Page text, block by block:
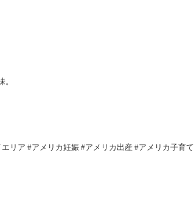
リア #アメリカ妊娠 #アメリカ出産 #アメリカ子育て